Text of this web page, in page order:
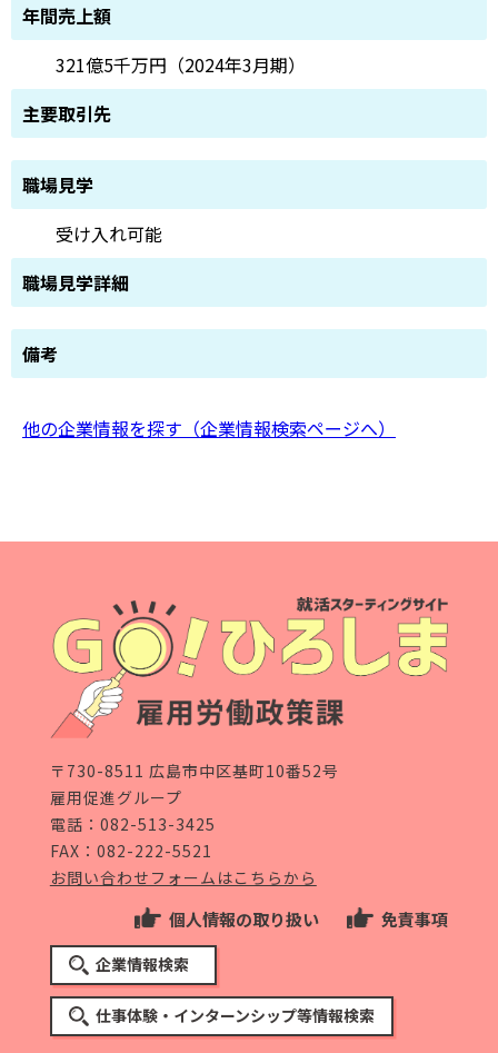
年間売上額
321億5千万円（2024年3月期）
主要取引先
職場見学
受け入れ可能
職場見学詳細
備考
他の企業情報を探す（企業情報検索ページへ）
〒730-8511 広島市中区基町10番52号
雇用促進グループ
電話： 082-513-3425
FAX：082-222-5521
お問い合わせフォームはこちらから
個人情報の取り扱い 免責事項
企業情報検索
仕事体験・インターンシップ等情報検索